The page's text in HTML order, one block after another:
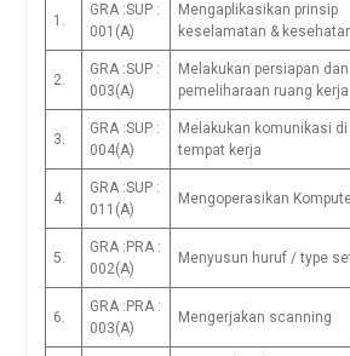
1.
GRA :SUP :
001(A)
Mengaplikasikan prinsip
keselamatan &
2.
GRA :SUP :
003(A)
Melakukan persiapan dan
pemeliharaan ruang kerja
3.
GRA :SUP :
004(A)
Melakukan komunikasi di
tempat kerja
4.
GRA :SUP :
011(A)
Mengoperasikan
5.
GRA :PRA :
002(A)
Menyusun huruf / type
6.
GRA :PRA :
003(A)
Mengerjakan scanning